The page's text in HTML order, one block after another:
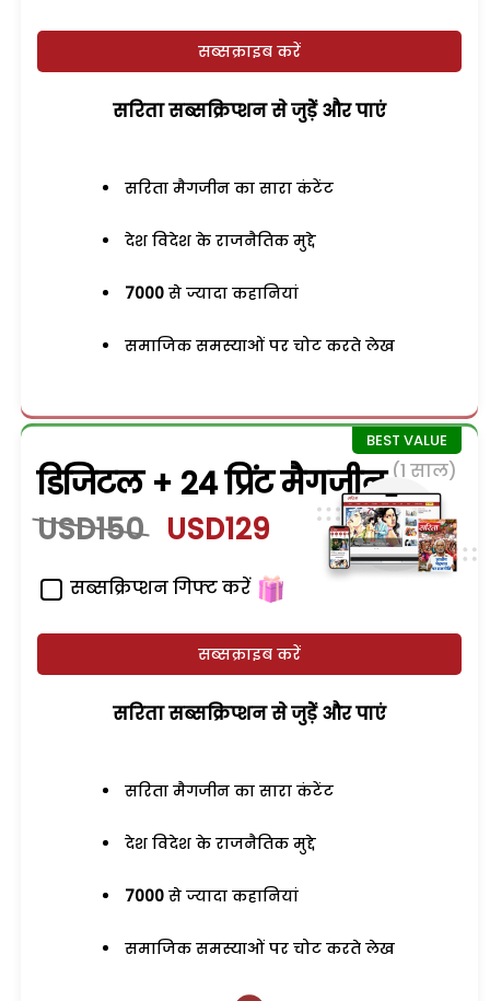
सब्सक्राइब करें
सरिता सब्सक्रिप्शन से जुड़ेें और पाएं
सरिता मैगजीन का सारा कंटेंट
देश विदेश के राजनैतिक मुद्दे
7000 से ज्यादा कहानियां
समाजिक समस्याओं पर चोट करते लेख
डिजिटल + 24 प्रिंट मैगजीन (1 साल)
USD150 USD129
सब्सक्रिप्शन गिफ्ट करें
सब्सक्राइब करें
सरिता सब्सक्रिप्शन से जुड़ेें और पाएं
सरिता मैगजीन का सारा कंटेंट
देश विदेश के राजनैतिक मुद्दे
7000 से ज्यादा कहानियां
समाजिक समस्याओं पर चोट करते लेख